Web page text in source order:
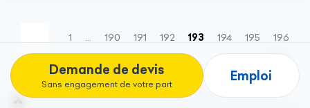
Demande de devis
Sans engagement de votre part
Emploi
1 190 191 192 193 (current)
194 195 196
219